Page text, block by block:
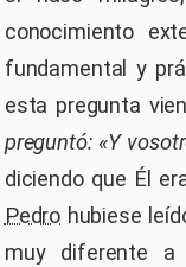
conocimiento
fundamental y
esta pregunta
preguntó: «Y
diciendo que Él
Pedro hubiese
muy diferente